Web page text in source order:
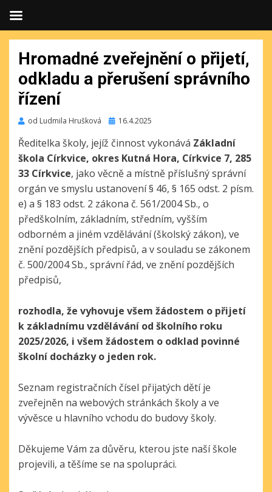
Hromadné zveřejnění o přijetí,
odkladu a přerušení správního
řízení
od Ludmila Hrušková Publikováno
16.4.2025
Ředitelka školy, jejíž činnost vykonává Základní
škola Církvice, okres Kutná Hora, Církvice 7, 285
33 Církvice, jako věcně a místně příslušný správní
orgán ve smyslu ustanovení § 46, § 165 odst. 2 písm.
e) a § 183 odst. 2 zákona č. 561/2004 Sb., o
předškolním, základním, středním, vyšším
odborném a jiném vzdělávání (školský zákon), ve
znění pozdějších předpisů, a v souladu se zákonem
č. 500/2004 Sb., správní řád, ve znění pozdějších
předpisů,
rozhodla, že vyhovuje všem žádostem o přijetí
k základnímu vzdělávání od školního roku
2025/2026, i všem žádostem o odklad povinné
školní docházky o jeden rok.
Seznam registračních čísel přijatých dětí je
zveřejněn na webových stránkách školy a ve
vývěsce u hlavního vchodu do budovy školy.
Děkujeme Vám za důvěru, kterou jste naší škole
projevili, a těšíme se na spolupráci.